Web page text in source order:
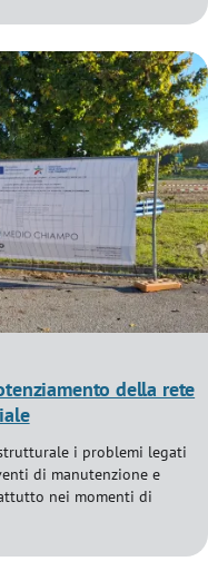
della rete
i problemi legati
di manutenzione e
nei momenti di